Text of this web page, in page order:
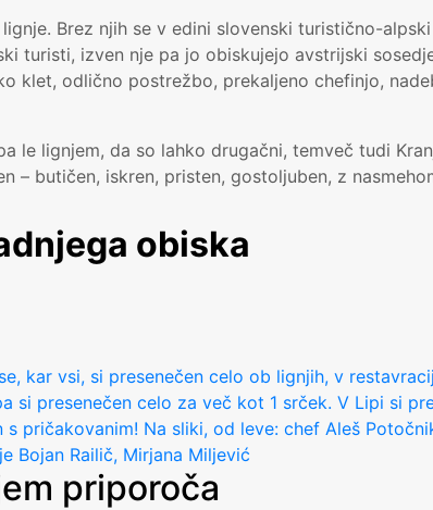
Brez njih se v edini slovenski turistično-
turisti, izven nje pa jo obiskujejo avstrijski
klet, odlično postrežbo, prekaljeno chefinjo,
le lignjem, da so lahko drugačni, temveč tudi
– butičen, iskren, pristen, gostoljuben, z
obiska
kar vsi, si presenečen celo ob lignjih, v
si presenečen celo za več kot 1 srček. V Lipi si
pričakovanim! Na sliki, od leve: chef Aleš
Bojan Railič, Mirjana Miljević
priporoča